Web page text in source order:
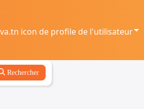
Rechercher